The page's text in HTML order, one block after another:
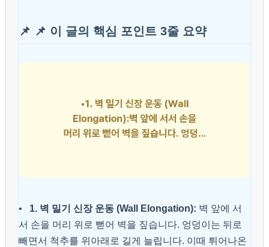
📌 📌 이 글의 핵심 포인트 3줄 요약
• 1. 벽 밀기 신장 운동 (Wall Elongation): 벽 앞에 서
서 손을 머리 위로 뻗어 벽을 짚습니다. 엉덩이는 뒤로
빼면서 척추를 위아래로 길게 늘립니다. 이때 튀어나온